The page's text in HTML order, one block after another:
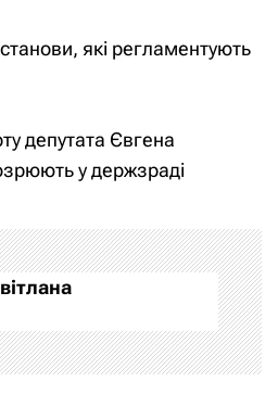
які регламентують
депутата Євгена
у держзраді